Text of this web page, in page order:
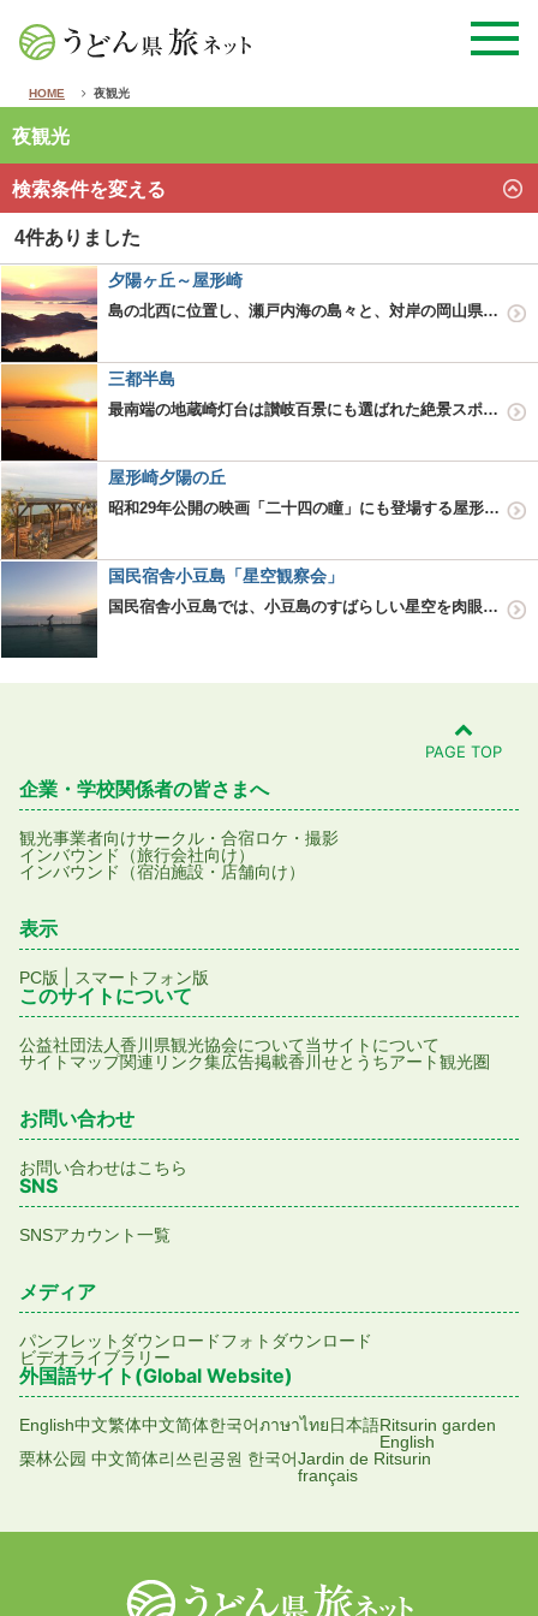
HOME 夜観光
夜観光
検索条件を変える
4件ありました
夕陽ヶ丘～屋形崎
島の北西に位置し、瀬戸内海の島々と、対岸の岡山県の海岸線や遠くに兵庫県赤穂市までを望む、屋形崎夕陽ヶ丘。 ここからは、瀬戸内海をオレンジ色に染めて島々の間に沈む夕陽が見られ、まさに絶景が広がります。日没後は対岸…
三都半島
最南端の地蔵崎灯台は讃岐百景にも選ばれた絶景スポット。夕陽は国民宿小豆島・地蔵崎灯台・室生・二面～吉野などで見ることができます。
屋形崎夕陽の丘
昭和29年公開の映画「二十四の瞳」にも登場する屋形崎夕陽の丘。対岸に見えるのは岡山県・兵庫県の町。 地元有志によって平成25年から景観の再生と保全活動が行われ、現在はアンズ約200本、レモン約200本を無農薬で…
国民宿舎小豆島「星空観察会」
国民宿舎小豆島では、小豆島のすばらしい星空を肉眼と天体望遠鏡の両方で楽しめる星空観察会を、一年を通して開催しています。 肉眼では神秘的な天の川や流れ星、天体望遠鏡では土星の環や数々の星雲・星団などが、南に瀬戸内…
PAGE TOP
企業・学校関係者の皆さまへ
観光事業者向けサークル・合宿ロケ・撮影
インバウンド（旅行会社向け）
インバウンド（宿泊施設・店舗向け）
表示
PC版 スマートフォン版
このサイトについて
公益社団法人香川県観光協会について当サイトについて
サイトマップ関連リンク集広告掲載香川せとうちアート観光圏
お問い合わせ
お問い合わせはこちら
SNS
SNSアカウント一覧
メディア
パンフレットダウンロードフォトダウンロード
ビデオライブラリー
外国語サイト(Global Website)
English中文繁体中文简体한국어ภาษาไทย日本語Ritsurin garden
English
栗林公园 中文简体리쓰린공원 한국어Jardin de Ritsurin
français